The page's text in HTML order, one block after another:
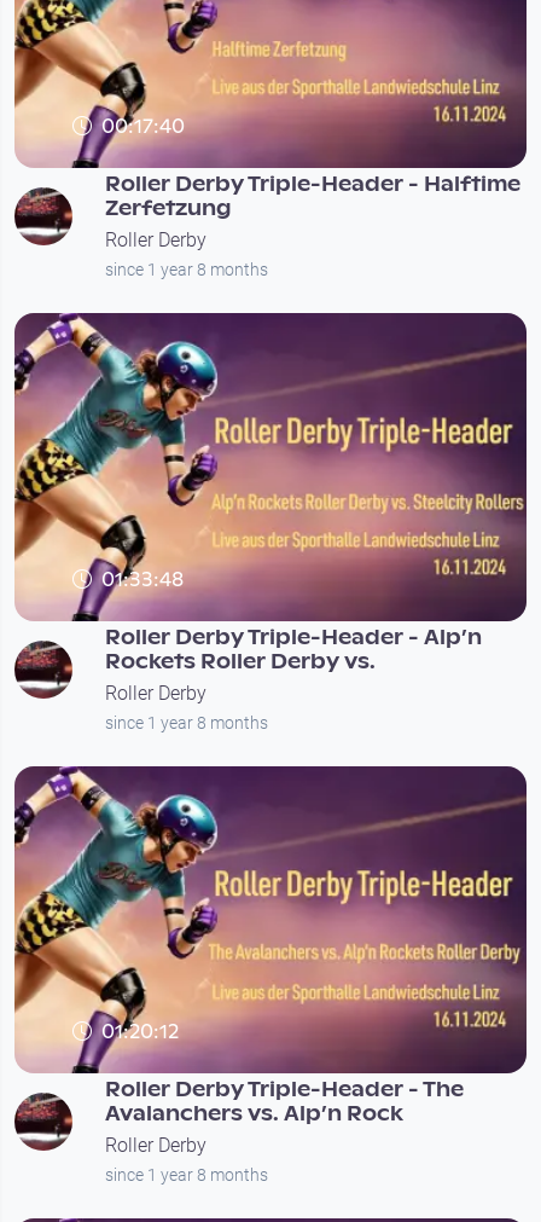
00:17:40
Roller Derby Triple-Header - Halftime
Zerfetzung
Roller Derby
since 1 year 8 months
01:33:48
Roller Derby Triple-Header - Alp’n
Rockets Roller Derby vs.
Roller Derby
since 1 year 8 months
01:20:12
Roller Derby Triple-Header - The
Avalanchers vs. Alp’n Rock
Roller Derby
since 1 year 8 months